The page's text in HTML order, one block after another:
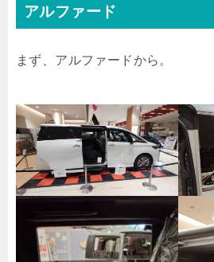
アルファード
まず、アルファードから。